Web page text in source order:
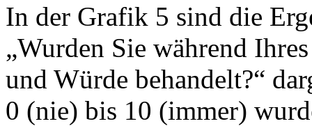
In der Grafik 5 sind die
„Wurden Sie während
und Würde behandelt?“
0 (nie) bis 10 (immer)